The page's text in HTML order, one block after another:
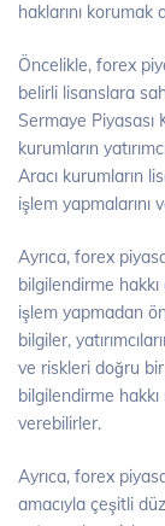
haklarını
Öncelikle, forex
belirli lisanslara
Sermaye Piyasası
kurumların
Aracı kurumların
işlem yapmalarını
Ayrıca, forex
bilgilendirme hakkı
işlem yapmadan
bilgiler,
ve riskleri doğru bir
bilgilendirme
verebilirler.
Ayrıca, forex
amacıyla çeşitli